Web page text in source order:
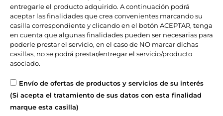
entregarle el producto adquirido. A continuación podrá
aceptar las finalidades que crea convenientes marcando su
casilla correspondiente y clicando en el botón ACEPTAR, tenga
en cuenta que algunas finalidades pueden ser necesarias para
poderle prestar el servicio, en el caso de NO marcar dichas
casillas, no se podrá prestar/entregar el servicio/producto
asociado.
Envío de ofertas de productos y servicios de su interés
(Si acepta el tratamiento de sus datos con esta finalidad
marque esta casilla)